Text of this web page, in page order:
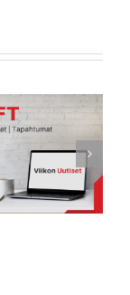
Viikon Uutiset 231: Nuorten
urheilijoiden biologisessa
kehityksessä suuria eroja